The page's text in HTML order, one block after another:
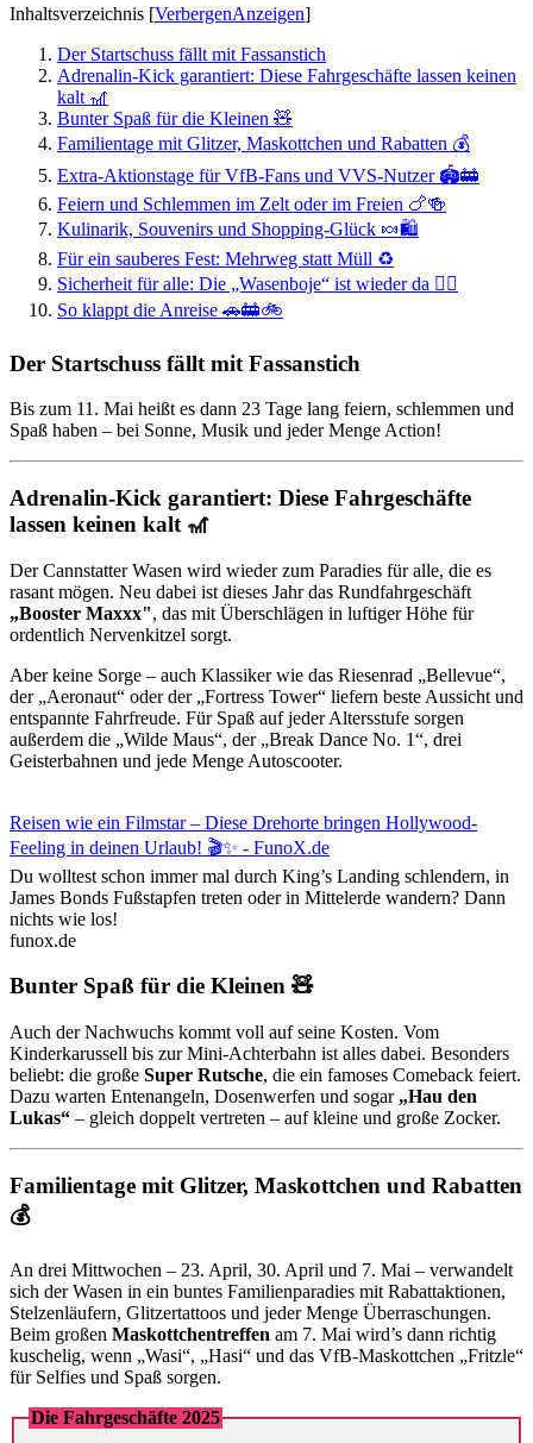
Inhaltsverzeichnis [VerbergenAnzeigen]
Der Startschuss fällt mit Fassanstich
Adrenalin-Kick garantiert: Diese Fahrgeschäfte lassen keinen
kalt 🎢
Bunter Spaß für die Kleinen 🧸
Familientage mit Glitzer, Maskottchen und Rabatten 💰
Extra-Aktionstage für VfB-Fans und VVS-Nutzer 🏟️🚋
Feiern und Schlemmen im Zelt oder im Freien 🍗🍻
Kulinarik, Souvenirs und Shopping-Glück 🍬🛍️
Für ein sauberes Fest: Mehrweg statt Müll ♻️
Sicherheit für alle: Die „Wasenboje“ ist wieder da 👮‍♀️
So klappt die Anreise 🚗🚋🚲
Der Startschuss fällt mit Fassanstich
Bis zum 11. Mai heißt es dann 23 Tage lang feiern, schlemmen und
Spaß haben – bei Sonne, Musik und jeder Menge Action!
Adrenalin-Kick garantiert: Diese Fahrgeschäfte
lassen keinen kalt 🎢
Der Cannstatter Wasen wird wieder zum Paradies für alle, die es
rasant mögen. Neu dabei ist dieses Jahr das Rundfahrgeschäft
„Booster Maxxx", das mit Überschlägen in luftiger Höhe für
ordentlich Nervenkitzel sorgt.
Aber keine Sorge – auch Klassiker wie das Riesenrad „Bellevue“,
der „Aeronaut“ oder der „Fortress Tower“ liefern beste Aussicht und
entspannte Fahrfreude. Für Spaß auf jeder Altersstufe sorgen
außerdem die „Wilde Maus“, der „Break Dance No. 1“, drei
Geisterbahnen und jede Menge Autoscooter.
Reisen wie ein Filmstar – Diese Drehorte bringen Hollywood-
Feeling in deinen Urlaub! 🎬✨ - FunoX.de
Du wolltest schon immer mal durch King’s Landing schlendern, in
James Bonds Fußstapfen treten oder in Mittelerde wandern? Dann
nichts wie los!
funox.de
Bunter Spaß für die Kleinen 🧸
Auch der Nachwuchs kommt voll auf seine Kosten. Vom
Kinderkarussell bis zur Mini-Achterbahn ist alles dabei. Besonders
beliebt: die große Super Rutsche, die ein famoses Comeback feiert.
Dazu warten Entenangeln, Dosenwerfen und sogar „Hau den
Lukas“ – gleich doppelt vertreten – auf kleine und große Zocker.
Familientage mit Glitzer, Maskottchen und Rabatten
💰
An drei Mittwochen – 23. April, 30. April und 7. Mai – verwandelt
sich der Wasen in ein buntes Familienparadies mit Rabattaktionen,
Stelzenläufern, Glitzertattoos und jeder Menge Überraschungen.
Beim großen Maskottchentreffen am 7. Mai wird’s dann richtig
kuschelig, wenn „Wasi“, „Hasi“ und das VfB-Maskottchen „Fritzle“
für Selfies und Spaß sorgen.
Die Fahrgeschäfte 2025